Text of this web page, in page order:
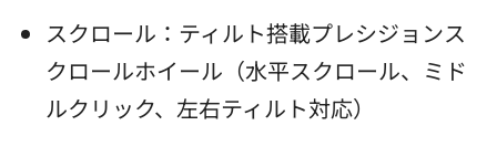
スクロール：ティルト搭載プレシジョンス
クロールホイール（水平スクロール、ミド
ルクリック、左右ティルト対応）